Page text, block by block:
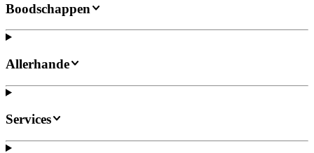
Boodschappen
Allerhande
Services